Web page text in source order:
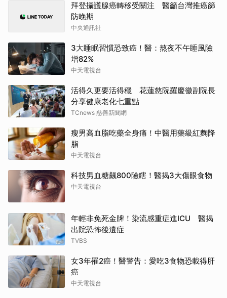
拜登攝護腺癌轉移受關注 醫籲台灣推癌篩
防晚期
中央通訊社
3大睡眠習慣恐致癌！醫：熬夜不午睡風險
增82%
中天電視台
活得久更要活得穩 花蓮慈院羅慶徽副院長
分享健康老化七重點
TCnews 慈善新聞網
瘦男高血脂吃藥全身痛！中醫用藥級紅麴降
脂
中天電視台
科技男血糖飆800險瞎！醫揭3大傷眼食物
中天電視台
年輕非免死金牌！染流感重症進ICU 醫揭
出院恐怖後遺症
TVBS
女3年罹2癌！醫警告：愛吃3食物恐載得肝
癌
中天電視台